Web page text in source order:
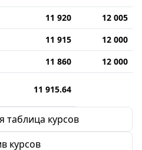
11 920
12 005
11 915
12 000
11 860
12 000
11 915.64
таблица курсов
курсов